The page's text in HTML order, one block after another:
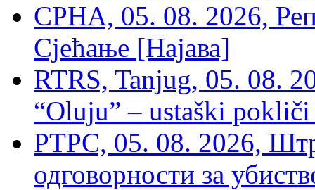
СРНА, 05. 08. 2026,
Сјећање [Најава]
RTRS, Tanjug, 05. 08.
“Oluju” – ustaški
РТРС, 05. 08. 2026,
одговорности за